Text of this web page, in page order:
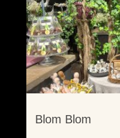
Blom Blom